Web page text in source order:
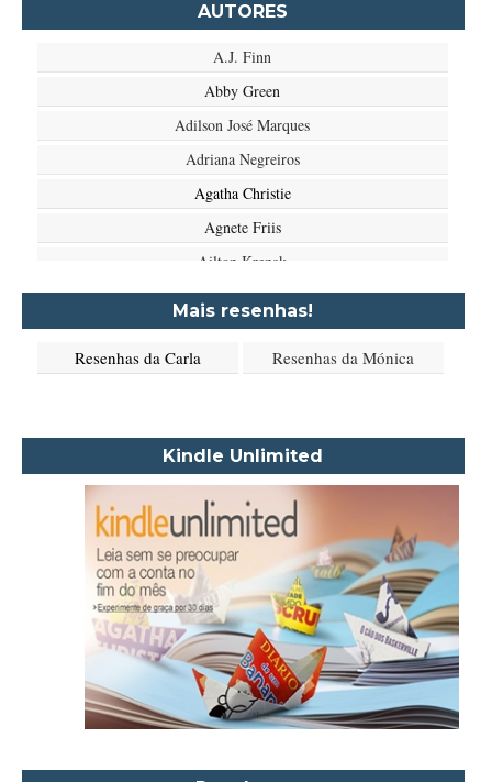
AUTORES
A.J. Finn
Abby Green
Adilson José Marques
Adriana Negreiros
Agatha Christie
Agnete Friis
Ailton Krenak
Aimée de Jongh
Aione Simões
Alexandre Dumas Filho
Alice Walker
Alma Katsu
Aluísio Azevedo
Alyson Noël
Amanda Lovelace
Ana Beatriz Barbosa Silva
Ana Maria Machado
Angela Marsons
Mais resenhas!
Resenhas da Carla Resenhas da Mónica
Kindle Unlimited